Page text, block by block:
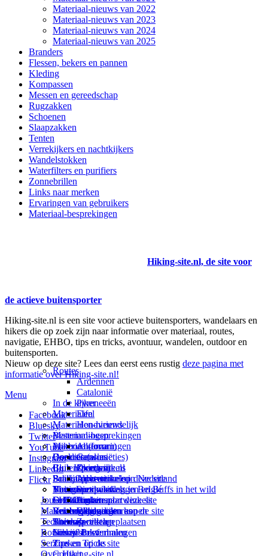
Materiaal-nieuws van 2022
Materiaal-nieuws van 2023
Materiaal-nieuws van 2024
Materiaal-nieuws van 2025
Branders
Flessen, bekers en pannen
Kleding
Kompassen
Messen en gereedschap
Rugzakken
Schoenen
Slaapzakken
Tenten
Verrekijkers en nachtkijkers
Wandelstokken
Waterfilters en purifiers
Zonnebrillen
Links naar merken
Ervaringen van gebruikers
Materiaal-besprekingen
Hiking-site.nl, de site voor
de actieve buitensporter
Hiking-site.nl is een site voor actieve buitensporters, wandelaars en
hikers die op zoek zijn naar informatie over materiaal, routes,
navigatie, EHBO, tips en tricks, avontuur, wandelen, outdoor en
buitensporten.
Nieuw op deze site? Lees dan eerst eens rustig deze pagina met
informatie over Hiking-site.nl!
Menu
Facebook
Bluesky
Twitter
YouTube
Instagram
LinkedIn
Flickr
Jouw Hiking-site.nl
Prikbord (forum)
Goodies (winacties)
Club Hiking-site.nl
Schrijfblok-artikelen
Virtuele exposities
Fotoalbums
Materialen: kiezen en kopen
In de kijker
Materialen
Materialen-nieuws
Materiaal-besprekingen
Materiaal-ervaringen
Boekrecensies
Buitensportwinkels
Buitensportwinkels in Nederland
Buitensportwinkels in Belgié
Online buitensportwinkels
Reisboekhandels
Technieken
Navigatie
EHBO
Verzorging
Thema-artikelen
Routes en Bestemmingen
Routes
Ardennen
Catalonië
Pyreneeën
Eifel
Hondvriendelijk
Bestemmingen
Andorra
Catalonië
Zweden
Paalkamperen
Thema-artikelen
Andorra
Catalonië
Zweden
Schrijfblokverhalen
Service
Buitensportvacatures
Buitensportstageplaatsen
Links
Tips en Tricks
Deze site
Over mij
Adverteren op deze site
Summit-vlaggen en Buffs in het wild
Linken naar deze site
Wijzigingen aan de site
Sitemap
Nieuwsbrief
Zoeken op de site